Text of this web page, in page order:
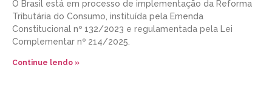
O Brasil está em processo de implementação da Reforma
Tributária do Consumo, instituída pela Emenda
Constitucional nº 132/2023 e regulamentada pela Lei
Complementar nº 214/2025.
Continue lendo »